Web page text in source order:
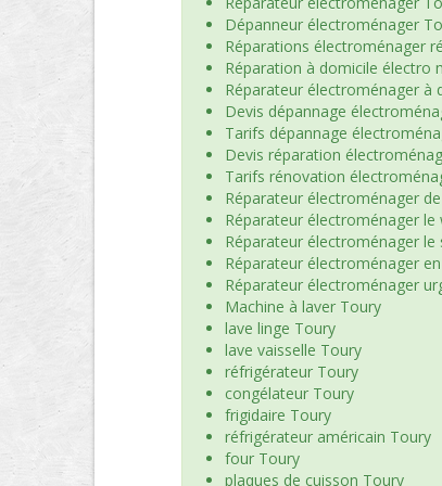
Dépanneur électroménager
Réparations électroménager
Réparation à domicile électro
Réparateur électroménager à
Devis dépannage
Tarifs dépannage
Devis réparation
Tarifs rénovation
Réparateur électroménager
Réparateur électroménager
Réparateur électroménager le
Réparateur électroménager
Réparateur électroménager
Machine à laver Toury
lave linge Toury
lave vaisselle Toury
réfrigérateur Toury
congélateur Toury
frigidaire Toury
réfrigérateur américain Toury
four Toury
plaques de cuisson Toury